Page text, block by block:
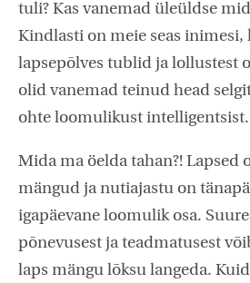
tuli? Kas vanemad üleüldse
Kindlasti on meie seas inimesi,
lapsepõlves tublid ja lollustest
olid vanemad teinud head
ohte loomulikust
Mida ma öelda tahan?! Lapsed
mängud ja nutiajastu on
igapäevane loomulik osa.
põnevusest ja teadmatusest
laps mängu lõksu langeda.